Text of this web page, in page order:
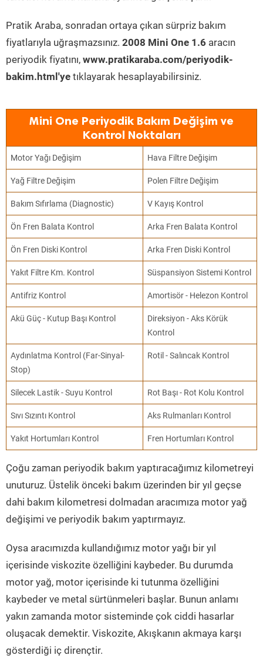
Pratik Araba, sonradan ortaya çıkan sürpriz bakım
fiyatlarıyla uğraşmazsınız. 2008 Mini One 1.6 aracın
periyodik fiyatını, www.pratikaraba.com/periyodik-
bakim.html'ye tıklayarak hesaplayabilirsiniz.
Mini One Periyodik Bakım Değişim ve
Kontrol Noktaları
Motor Yağı Değişim Hava Filtre Değişim
Yağ Filtre Değişim Polen Filtre Değişim
Bakım Sıfırlama (Diagnostic) V Kayış Kontrol
Ön Fren Balata Kontrol Arka Fren Balata Kontrol
Ön Fren Diski Kontrol Arka Fren Diski Kontrol
Yakıt Filtre Km. Kontrol Süspansiyon Sistemi Kontrol
Antifriz Kontrol Amortisör - Helezon Kontrol
Akü Güç - Kutup Başı Kontrol
Direksiyon - Aks Körük
Kontrol
Aydınlatma Kontrol (Far-Sinyal-
Stop)
Rotil - Salıncak Kontrol
Silecek Lastik - Suyu Kontrol Rot Başı - Rot Kolu Kontrol
Sıvı Sızıntı Kontrol Aks Rulmanları Kontrol
Yakıt Hortumları Kontrol Fren Hortumları Kontrol
Çoğu zaman periyodik bakım yaptıracağımız kilometreyi
unuturuz. Üstelik önceki bakım üzerinden bir yıl geçse
dahi bakım kilometresi dolmadan aracımıza motor yağ
değişimi ve periyodik bakım yaptırmayız.
Oysa aracımızda kullandığımız motor yağı bir yıl
içerisinde viskozite özelliğini kaybeder. Bu durumda
motor yağ, motor içerisinde ki tutunma özelliğini
kaybeder ve metal sürtünmeleri başlar. Bunun anlamı
yakın zamanda motor sisteminde çok ciddi hasarlar
oluşacak demektir. Viskozite, Akışkanın akmaya karşı
gösterdiği iç dirençtir.